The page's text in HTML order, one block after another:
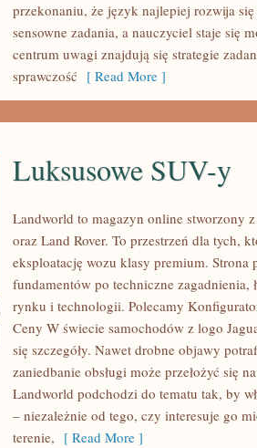
AKCENT
przekonaniu, że język najlepiej rozwija
sensowne zadania, a nauczyciel staje się
centrum uwagi znajdują się strategie
sprawczość [ Read More ]
LUKSUSOWE
SUV-
Luksusowe SUV-y
Landworld to magazyn online stworzony
oraz Land Rover. To przestrzeń dla tych,
eksploatację wozu klasy premium. Strona
fundamentów po techniczne zagadnienia,
rynku i technologii. Polecamy
Ceny W świecie samochodów z logo
się szczegóły. Nawet drobne objawy
zaniedbanie obsługi może przełożyć się
Landworld podchodzi do tematu tak, by
– niezależnie od tego, czy interesuje go
terenie, [ Read More ]